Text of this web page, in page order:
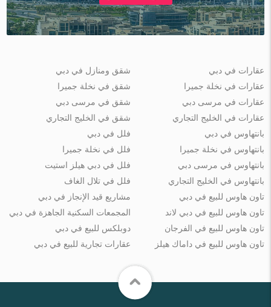
عقارات في دبي
عقارات في نخلة جميرا
عقارات في مرسى دبي
عقارات في الخليج التجاري
شقق ومنازل في دبي
شقق في نخلة جميرا
شقق في مرسى دبي
شقق في الخليج التجاري
بانتهاوس في دبي
بانتهاوس في نخلة جميرا
بانتهاوس في مرسى دبي
بانتهاوس في الخليج التجاري
فلل في دبي
فلل في نخلة جميرا
فلل في دبي هيلز استيت
فلل في تلال الغاف
تاون هاوس للبيع في دبي
تاون هاوس للبيع في دبي لاند
تاون هاوس للبيع في الفرجان
تاون هاوس للبيع في داماك هيلز
مشاريع قيد الإنجاز في دبي
المجمعات السكنية الجاهزة في دبي
دوبلكس للبيع في دبي
عقارات تجارية للبيع في دبي